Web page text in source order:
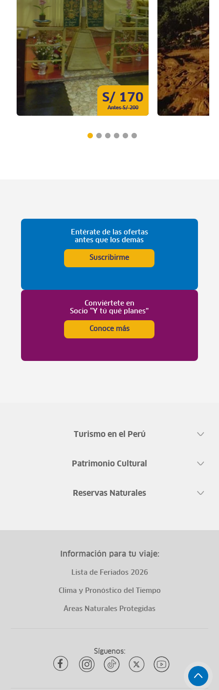
S/ 170
Antes S/ 200
Entérate de las ofertas
antes que los demás
Suscribirme
Conviértete en
Socio “Y tú qué planes”
Conoce más
Turismo en el Perú
Patrimonio Cultural
Reservas Naturales
Información para tu viaje:
Lista de Feriados 2026
Clima y Pronóstico del Tiempo
Áreas Naturales Protegidas
Síguenos: